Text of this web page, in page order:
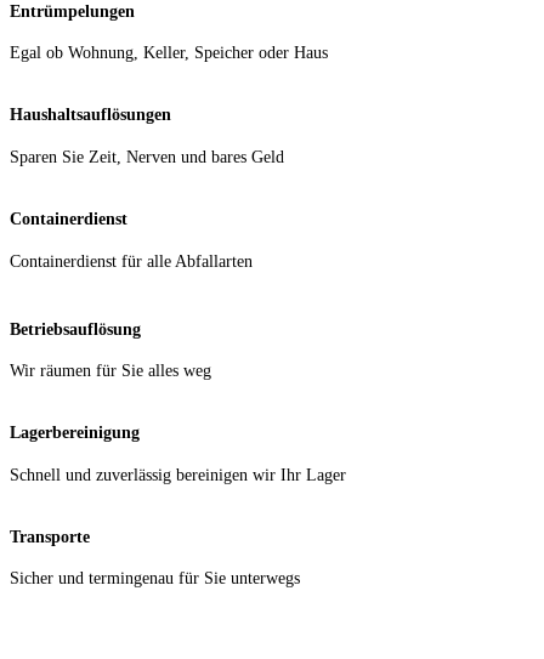
Entrümpelungen
Egal ob Wohnung, Keller, Speicher oder Haus
Haushaltsauflösungen
Sparen Sie Zeit, Nerven und bares Geld
Containerdienst
Containerdienst für alle Abfallarten‎
Betriebsauflösung
Wir räumen für Sie alles weg
Lagerbereinigung
Schnell und zuverlässig bereinigen wir Ihr Lager
Transporte
Sicher und termingenau für Sie unterwegs